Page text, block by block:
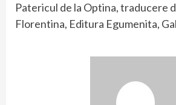
Patericul de la Optina, traducere
Florentina, Editura Egumenita,